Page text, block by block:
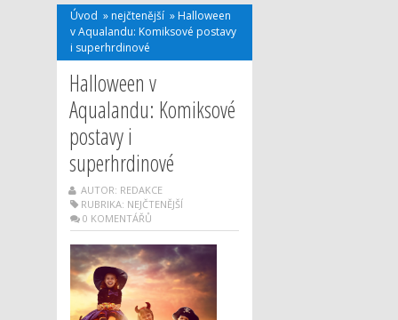
Úvod » nejčtenější » Halloween
v Aqualandu: Komiksové postavy
i superhrdinové
Halloween v
Aqualandu: Komiksové
postavy i
superhrdinové
AUTOR: REDAKCE
RUBRIKA: NEJČTENĚJŠÍ
0 KOMENTÁŘŮ